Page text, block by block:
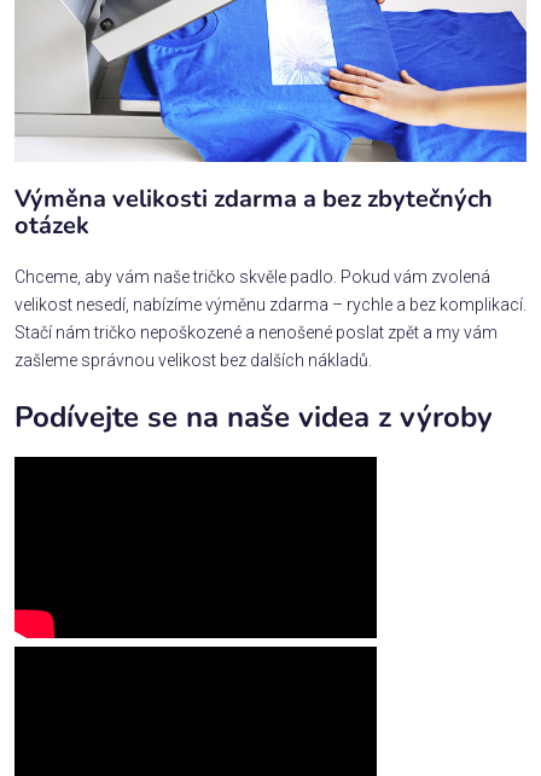
Výměna velikosti zdarma a bez zbytečných
otázek
Chceme, aby vám naše tričko skvěle padlo. Pokud vám zvolená
velikost nesedí, nabízíme výměnu zdarma – rychle a bez komplikací.
Stačí nám tričko nepoškozené a nenošené poslat zpět a my vám
zašleme správnou velikost bez dalších nákladů.
Podívejte se na naše videa z výroby